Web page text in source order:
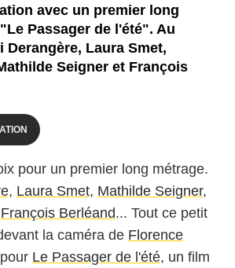
avec un premier long
Passager de l'été". Au
Laura Smet,
Seigner et François
pour un premier long métrage.
, Laura Smet, Mathilde Seigner,
François Berléand... Tout ce petit
la caméra de Florence
pour Le Passager de l'été, un film